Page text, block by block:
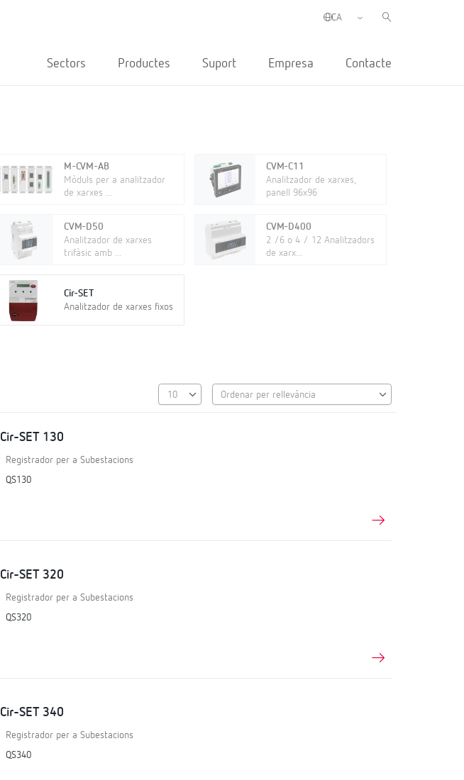
Sectors Productes Suport Empresa Contacte
M-CVM-AB
Mòduls per a analitzador
de xarxes ...
CVM-C11
Analitzador de xarxes,
panell 96x96
CVM-D50
Analitzador de xarxes
trifàsic amb ...
CVM-D400
2 /6 o 4 / 12 Analitzadors
de xarx...
Cir-SET
Analitzador de xarxes fixos
Cir-SET 130
Registrador per a Subestacions
QS130
Cir-SET 320
Registrador per a Subestacions
QS320
Cir-SET 340
Registrador per a Subestacions
QS340